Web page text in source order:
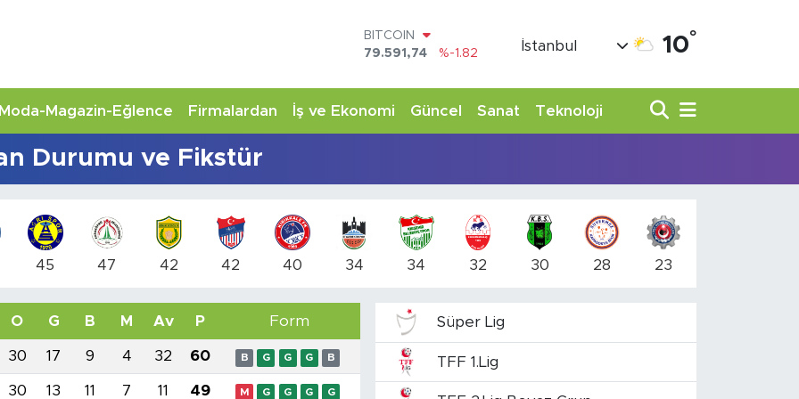
BITCOIN
79.591,74
%-1.82
45,43620
%0.02
EURO
BİST100
14.598,00
İstanbul 10°
Moda-Magazin-Eğlence Firmalardan İş ve Ekonomi Güncel Sanat Teknoloji
Durumu ve Fikstür
45 47 42 42 40 34 34 32 30 28 23
O G B M Av P Form
30 17 9 4 32 60 B G G G B
30 13 11 7 11 49 M G G G G
Süper Lig
TFF 1.Lig